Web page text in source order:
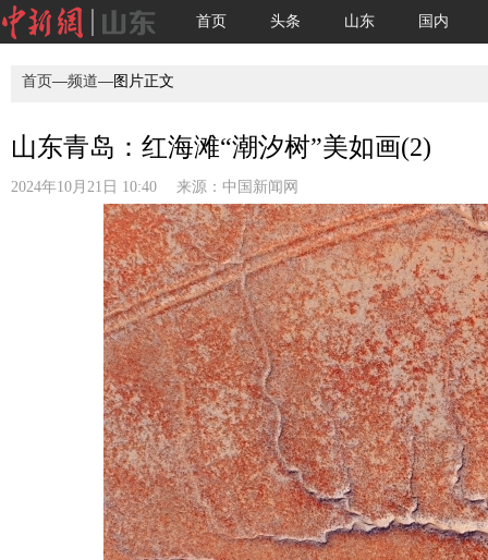
首页 头条 山东 国内
首页—频道—图片正文
山东青岛：红海滩“潮汐树”美如画(2)
2024年10月21日 10:40 来源： 中国新闻网